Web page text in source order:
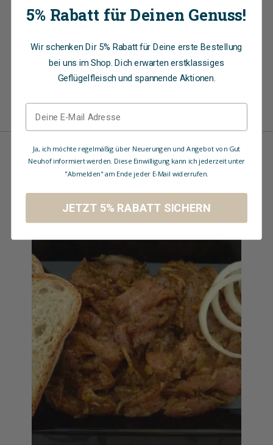
eigenen Wintergarten. Dies alles ermöglicht ein möglichst
stressfreies Sozialleben der Tiere, was nicht nur ihrem
Fleischqualität zugute kommt.
Unsere Puten Krustensteaks sind eine tolle Wahl für alle, die
ein herzhaftes und gesundes Fleisch bevorzugen.
Ähnliche Produkte
5% Rabatt für Deinen Genuss!
Wir schenken Dir 5% Rabatt für Deine erste Bestellung
bei uns im Shop. Dich erwarten erstklassiges
Geflügelfleisch und spannende Aktionen.
Ja, ich möchte regelmäßig über Neuerungen und Angebot von Gut
Neuhof informiert werden. Diese Einwilligung kann ich jederzeit unter
"Abmelden" am Ende jeder E-Mail widerrufen.
JETZT 5% RABATT SICHERN